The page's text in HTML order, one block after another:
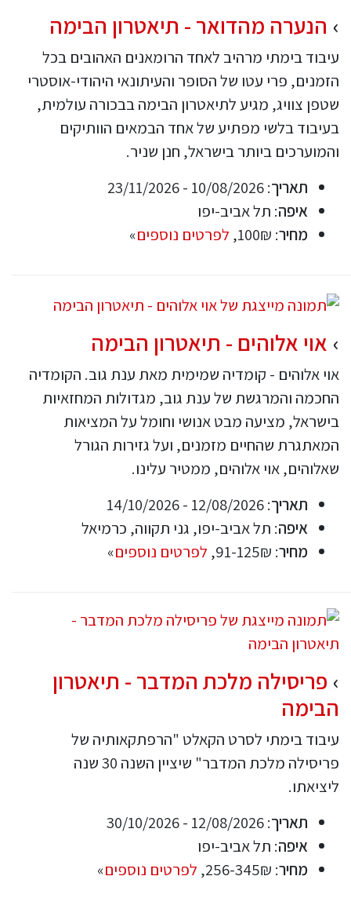
הנערה מהדואר - תיאטרון הבימה
עיבוד בימתי מרהיב לאחד הרומאנים האהובים בכל
הזמנים, פרי עטו של הסופר והעיתונאי היהודי-אוסטרי
שטפן צוויג, מגיע לתיאטרון הבימה בבכורה עולמית,
בעיבוד בלשי מפתיע של אחד הבמאים הוותיקים
והמוערכים ביותר בישראל, חנן שניר.
תאריך: 10/08/2026 - 23/11/2026
איפה: תל אביב-יפו
מחיר: 100₪, לפרטים נוספים»
אוי אלוהים - תיאטרון הבימה
אוי אלוהים - קומדיה שמימית מאת ענת גוב. הקומדיה
החכמה והמרגשת של ענת גוב, מגדולות המחזאיות
בישראל, מציעה מבט אנושי וחומל על המציאות
המאתגרת שהחיים מזמנים, ועל גזירות הגורל
שאלוהים, אוי אלוהים, ממטיר עלינו.
תאריך: 12/08/2026 - 14/10/2026
איפה: תל אביב-יפו, גני תקווה, כרמיאל
מחיר: 91-125₪, לפרטים נוספים»
פריסילה מלכת המדבר - תיאטרון
הבימה
עיבוד בימתי לסרט הקאלט "הרפתקאותיה של
פריסילה מלכת המדבר" שיציין השנה 30 שנה
ליציאתו.
תאריך: 12/08/2026 - 30/10/2026
איפה: תל אביב-יפו
מחיר: 256-345₪, לפרטים נוספים»